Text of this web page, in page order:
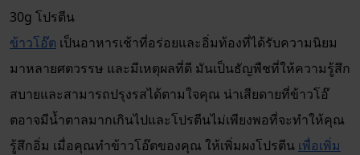
30g โปรตีน
ข้าวโอ๊ต เป็นอาหารเช้าที่อร่อยและอิ่มท้องที่ได้รับความนิยม
มาหลายศตวรรษ และมีเหตุผลที่ดี มันเป็นธัญพืชที่ให้ความรู้สึก
สบายและสามารถปรุงรสได้ตามใจคุณ น่าเสียดายที่ข้าวโอ๊
ตอาจมีน้ำตาลมากเกินไปและโปรตีนไม่เพียงพอที่จะทำให้คุณ
รู้สึกอิ่ม เมื่อคุณทำข้าวโอ๊ตของคุณ ให้เพิ่มผงโปรตีน เพื่อเพิ่ม